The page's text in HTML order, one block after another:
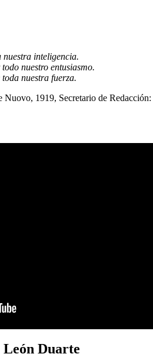
nuestra inteligencia.
nuestro entusiasmo.
nuestra fuerza.
1919, Secretario de
Duarte